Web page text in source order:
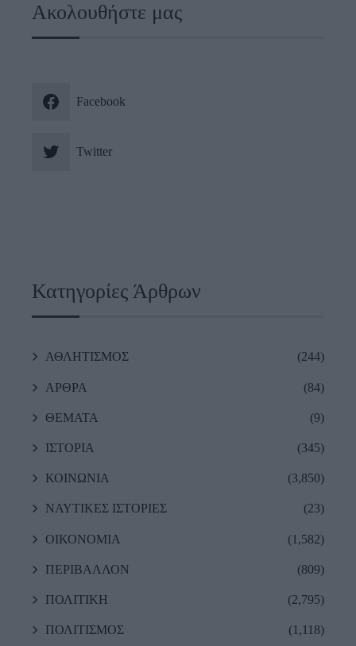
Ακολουθήστε μας
Facebook
Twitter
Κατηγορίες Άρθρων
ΑΘΛΗΤΙΣΜΟΣ (244)
ΑΡΘΡΑ (84)
ΘΕΜΑΤΑ (9)
ΙΣΤΟΡΙΑ (345)
ΚΟΙΝΩΝΙΑ (3,850)
ΝΑΥΤΙΚΕΣ ΙΣΤΟΡΙΕΣ (23)
ΟΙΚΟΝΟΜΙΑ (1,582)
ΠΕΡΙΒΑΛΛΟΝ (809)
ΠΟΛΙΤΙΚΗ (2,795)
ΠΟΛΙΤΙΣΜΟΣ (1,118)